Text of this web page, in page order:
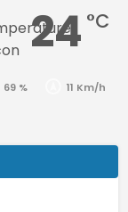
24 °C
69 % 11 Km/h